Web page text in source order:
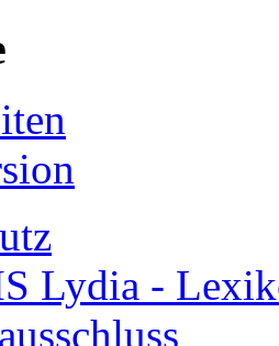
Lydia -